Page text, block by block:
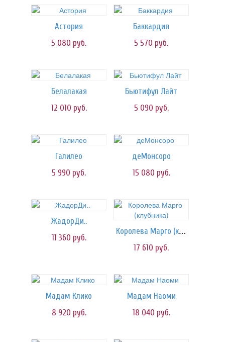
Астория
5 080 руб.
Баккардия
5 570 руб.
Белалакая
12 010 руб.
Бьютифул Лайт
5 090 руб.
Галилео
5 990 руб.
деМонсоро
15 080 руб.
ЖадорДи..
11 360 руб.
Королева Марго (клубника)
17 610 руб.
Мадам Клико
8 920 руб.
Мадам Наоми
18 040 руб.